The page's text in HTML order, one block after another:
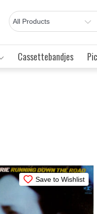
Cassettebandjes
Save to Wishlist